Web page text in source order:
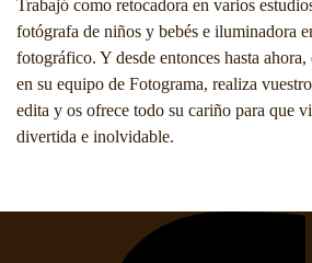
Trabajó como retocadora en varios
fotógrafa de niños y bebés e iluminadora
fotográfico. Y desde entonces hasta
en su equipo de Fotograma, realiza
edita y os ofrece todo su cariño para que
divertida e inolvidable.